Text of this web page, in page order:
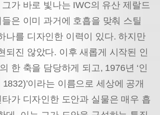
가 바로 빛나는 IWC의 유산 제랄드
은 이미 과거에 호흡을 맞춰 스틸
나를 디자인한 이력이 있다. 하지만
되진 않았다. 이후 새롭게 시작된 인
한 축을 담당하게 되고, 1976년 ‘인
이라는 이름으로 세상에 공개
가 디자인한 도안과 실물은 매우 흡